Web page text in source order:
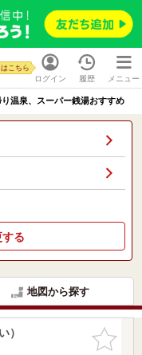
ログイン
こちら
履歴 メニュー
温泉、スーパー銭湯おすすめ
る
地図から探す
お気に入
りに追加
）